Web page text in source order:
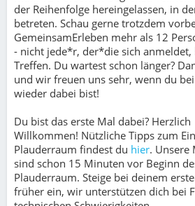
der Reihenfolge hereingelassen, in
betreten. Schau gerne trotzdem
GemeinsamErleben mehr als 12
- nicht jede*r, der*die sich
Treffen. Du wartest schon länger?
und wir freuen uns sehr, wenn du
wieder dabei bist!
Du bist das erste Mal dabei? Herzlich
Willkommen! Nützliche Tipps zum
Plauderraum findest du hier. Unsere
sind schon 15 Minuten vor Beginn
Plauderraum. Steige bei deinem
früher ein, wir unterstützen dich bei